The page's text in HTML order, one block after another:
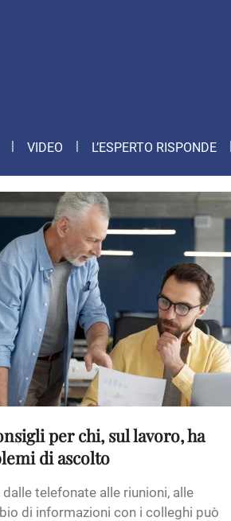
VIDEO L’ESPERTO RISPONDE
per chi, sul lavoro, ha
di ascolto
dalle telefonate alle riunioni, alle
di informazioni con i colleghi può